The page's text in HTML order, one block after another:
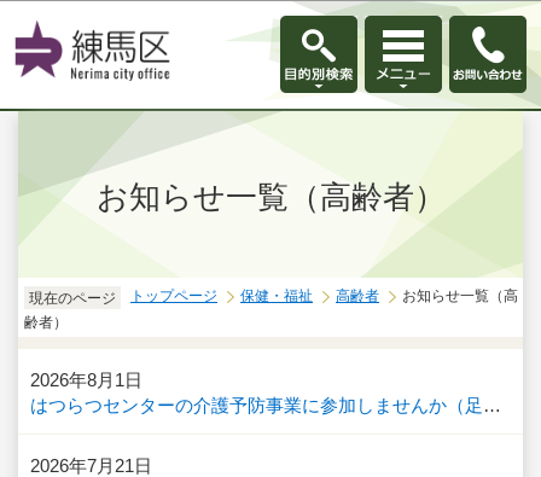
このページの本文へ移動
お知らせ一覧（高齢者）
現在のページ トップページ 保健・福祉 高齢者
お知らせ一覧（高
齢者）
2026年8月1日
はつらつセンターの介護予防事業に参加しませんか（足腰しゃっきりトレーニング教室・ねりまちウォーキング）
2026年7月21日